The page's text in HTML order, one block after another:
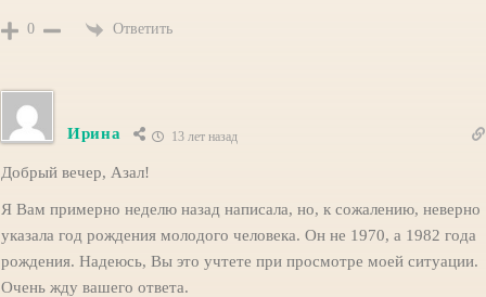
0 Ответить
Ирина 13 лет назад
Добрый вечер, Азал!
Я Вам примерно неделю назад написала, но, к сожалению, неверно
указала год рождения молодого человека. Он не 1970, а 1982 года
рождения. Надеюсь, Вы это учтете при просмотре моей ситуации.
Очень жду вашего ответа.